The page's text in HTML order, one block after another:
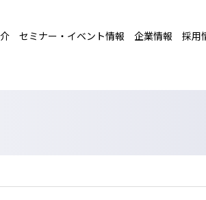
セミナー・イベント情報 企業情報 採用